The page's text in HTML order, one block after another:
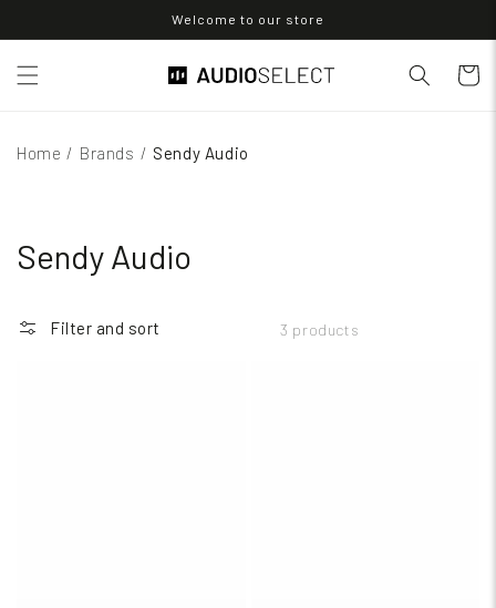
Welcome to our store
Cart
Home / Brands / Sendy Audio
Sendy Audio
Filter and sort 3 products